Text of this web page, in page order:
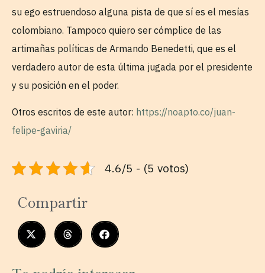
su ego estruendoso alguna pista de que sí es el mesías
colombiano. Tampoco quiero ser cómplice de las
artimañas políticas de Armando Benedetti, que es el
verdadero autor de esta última jugada por el presidente
y su posición en el poder.
Otros escritos de este autor: https://noapto.co/juan-
felipe-gaviria/
4.6/5 - (5 votos)
Compartir